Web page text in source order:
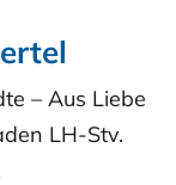
– Aus Liebe
LH-Stv.